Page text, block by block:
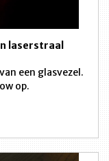
laserstraal
een glasvezel.
op.